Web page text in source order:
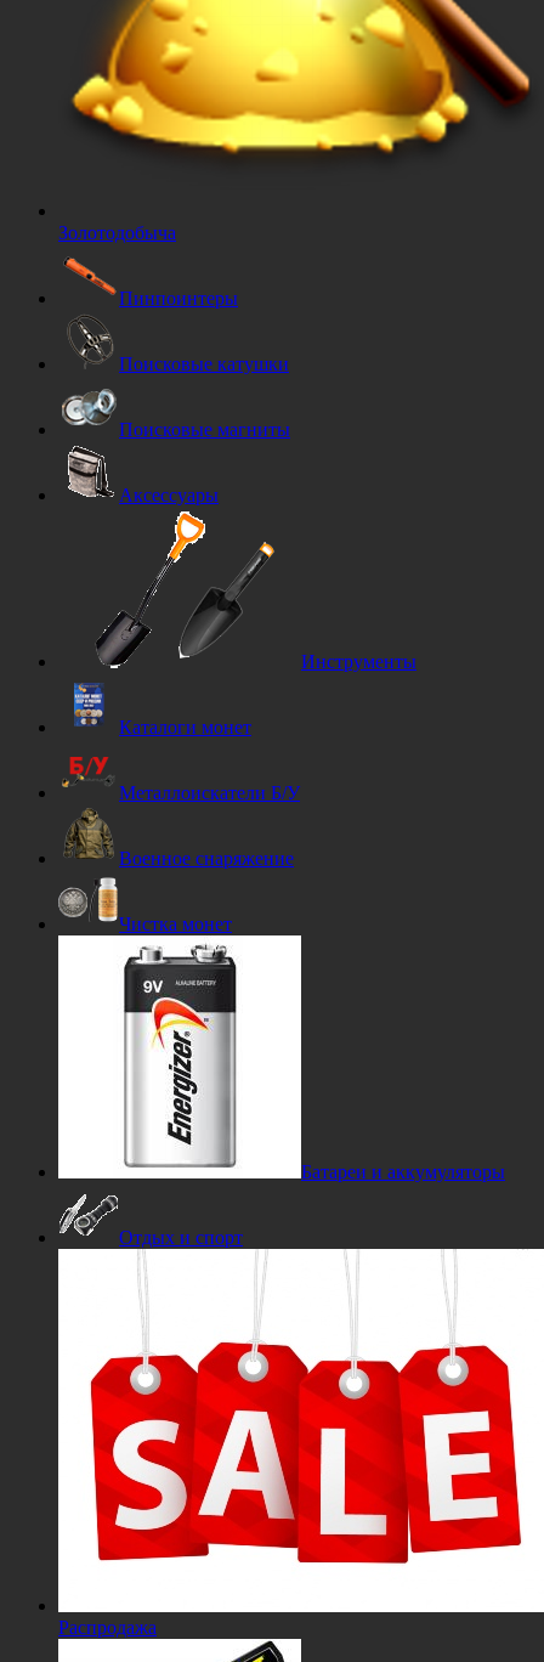
Золотодобыча
Пинпоинтеры
Поисковые катушки
Поисковые магниты
Аксессуары
Инструменты
Каталоги монет
Металлоискатели Б/У
Военное снаряжение
Чистка монет
Батареи и аккумуляторы
Отдых и спорт
Распродажа